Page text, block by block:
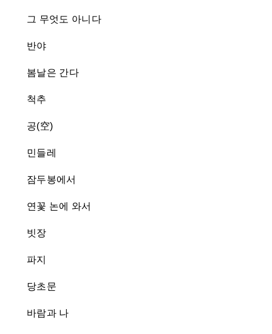
그 무엇도 아니다
반야
봄날은 간다
척추
공(空)
민들레
잠두봉에서
연꽃 논에 와서
빗장
파지
당초문
바람과 나